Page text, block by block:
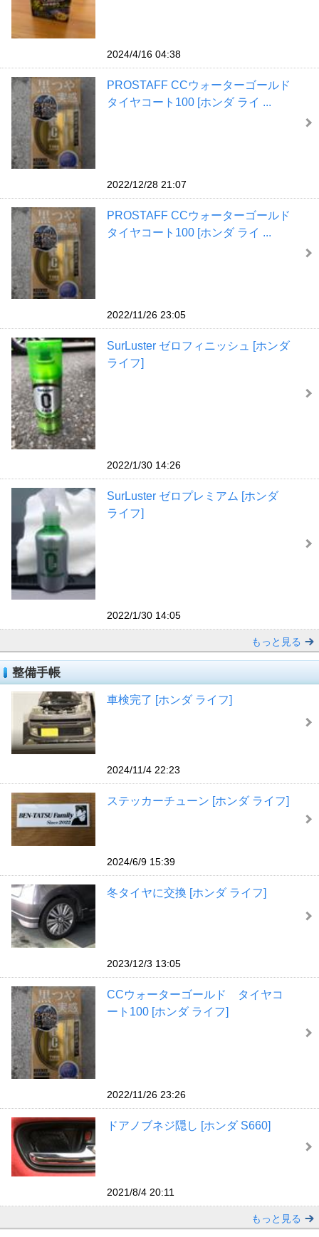
2024/4/16 04:38
PROSTAFF CCウォーターゴールド
タイヤコート100 [ホンダ ライ ...
2022/12/28 21:07
PROSTAFF CCウォーターゴールド
タイヤコート100 [ホンダ ライ ...
2022/11/26 23:05
SurLuster ゼロフィニッシュ [ホンダ
ライフ]
2022/1/30 14:26
SurLuster ゼロプレミアム [ホンダ
ライフ]
2022/1/30 14:05
もっと見る
整備手帳
車検完了 [ホンダ ライフ]
2024/11/4 22:23
ステッカーチューン [ホンダ ライフ]
2024/6/9 15:39
冬タイヤに交換 [ホンダ ライフ]
2023/12/3 13:05
CCウォーターゴールド タイヤコ
ート100 [ホンダ ライフ]
2022/11/26 23:26
ドアノブネジ隠し [ホンダ S660]
2021/8/4 20:11
もっと見る